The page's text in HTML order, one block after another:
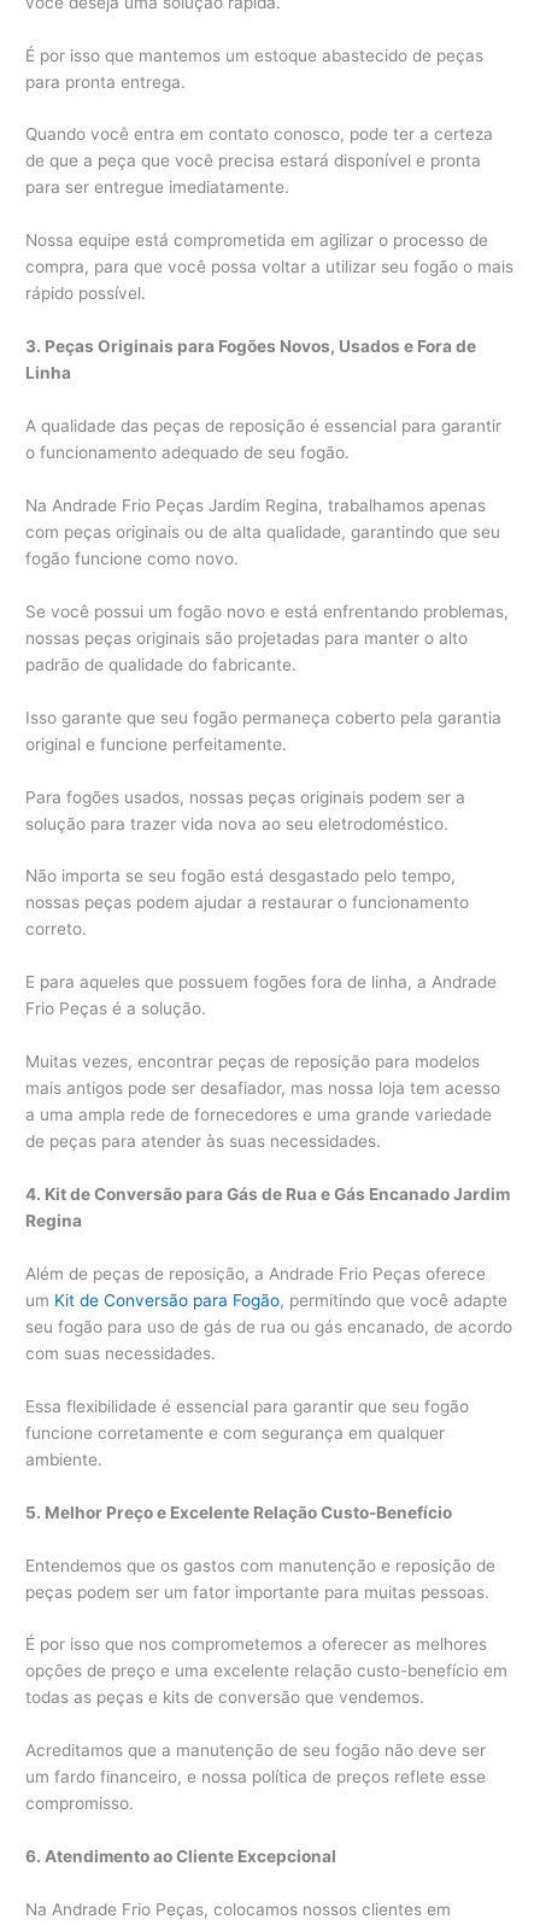
É por isso que mantemos um estoque abastecido de peças
para pronta entrega.
Quando você entra em contato conosco, pode ter a certeza
de que a peça que você precisa estará disponível e pronta
para ser entregue imediatamente.
Nossa equipe está comprometida em agilizar o processo de
compra, para que você possa voltar a utilizar seu fogão o mais
rápido possível.
3. Peças Originais para Fogões Novos, Usados e Fora de
Linha
A qualidade das peças de reposição é essencial para garantir
o funcionamento adequado de seu fogão.
Na Andrade Frio Peças Jardim Regina, trabalhamos apenas
com peças originais ou de alta qualidade, garantindo que seu
fogão funcione como novo.
Se você possui um fogão novo e está enfrentando problemas,
nossas peças originais são projetadas para manter o alto
padrão de qualidade do fabricante.
Isso garante que seu fogão permaneça coberto pela garantia
original e funcione perfeitamente.
Para fogões usados, nossas peças originais podem ser a
solução para trazer vida nova ao seu eletrodoméstico.
Não importa se seu fogão está desgastado pelo tempo,
nossas peças podem ajudar a restaurar o funcionamento
correto.
E para aqueles que possuem fogões fora de linha, a Andrade
Frio Peças é a solução.
Muitas vezes, encontrar peças de reposição para modelos
mais antigos pode ser desafiador, mas nossa loja tem acesso
a uma ampla rede de fornecedores e uma grande variedade
de peças para atender às suas necessidades.
4. Kit de Conversão para Gás de Rua e Gás Encanado Jardim
Regina
Além de peças de reposição, a Andrade Frio Peças oferece
um Kit de Conversão para Fogão, permitindo que você adapte
seu fogão para uso de gás de rua ou gás encanado, de acordo
com suas necessidades.
Essa flexibilidade é essencial para garantir que seu fogão
funcione corretamente e com segurança em qualquer
ambiente.
5. Melhor Preço e Excelente Relação Custo-Benefício
Entendemos que os gastos com manutenção e reposição de
peças podem ser um fator importante para muitas pessoas.
É por isso que nos comprometemos a oferecer as melhores
opções de preço e uma excelente relação custo-benefício em
todas as peças e kits de conversão que vendemos.
Acreditamos que a manutenção de seu fogão não deve ser
um fardo financeiro, e nossa política de preços reflete esse
compromisso.
6. Atendimento ao Cliente Excepcional
Na Andrade Frio Peças, colocamos nossos clientes em